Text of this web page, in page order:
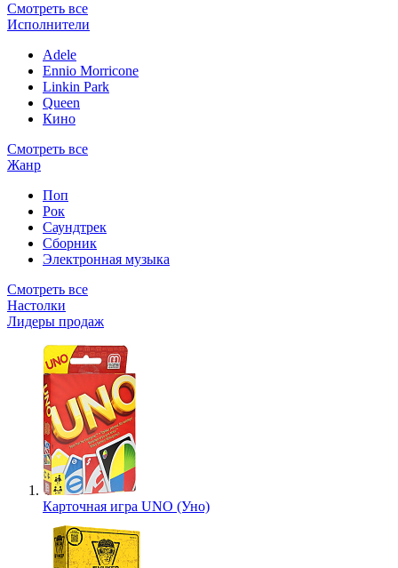
Смотреть все
Исполнители
Adele
Ennio Morricone
Linkin Park
Queen
Кино
Смотреть все
Жанр
Поп
Рок
Саундтрек
Сборник
Электронная музыка
Смотреть все
Настолки
Лидеры продаж
Карточная игра UNO (Уно)